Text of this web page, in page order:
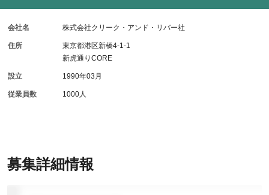
募集詳細情報
会社名 株式会社クリーク・アンド・リバー社
住所
東京都港区新橋4-1-1
新虎通りCORE
設立 1990年03月
従業員数 1000人